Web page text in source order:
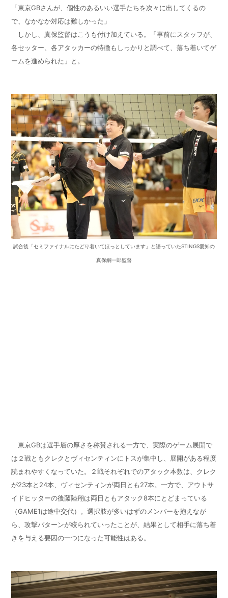
「東京GBさんが、個性のあるいい選手たちを次々に出してくるの
で、なかなか対応は難しかった」
しかし、真保監督はこうも付け加えている。「事前にスタッフが、
各セッター、各アタッカーの特徴もしっかりと調べて、落ち着いてゲ
ームを進められた」と。
試合後「セミファイナルにたどり着いてほっとしています」と語っていたSTINGS愛知の
真保綱一郎監督
東京GBは選手層の厚さを称賛される一方で、実際のゲーム展開で
は２戦ともクレクとヴィセンティンにトスが集中し、展開がある程度
読まれやすくなっていた。２戦それぞれでのアタック本数は、クレク
が23本と 24本、ヴィセンティンが両日とも27本。一方で、アウトサ
イドヒッターの後藤陸翔は両日ともアタック8本にとどまっている
（GAME1は途中交代）。選択肢が多いはずのメンバーを抱えなが
ら、攻撃パターンが絞られていったことが、結果として相手に落ち着
きを与える要因の一つになった可能性はある。